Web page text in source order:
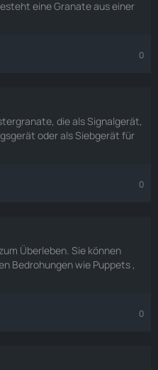
eine Granate aus einer
0
die als Signalgerät,
oder als Siebgerät für
0
Überleben. Sie können
Bedrohungen wie Puppets ,
0